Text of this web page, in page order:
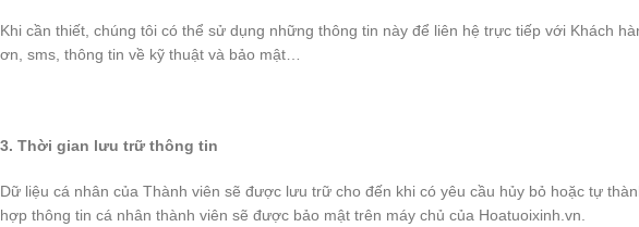
Khi cần thiết, chúng tôi có thể sử dụng những thông tin này để liên hệ trực tiếp với Khách
ơn, sms, thông tin về kỹ thuật và bảo mật…
3. Thời gian lưu trữ thông tin
Dữ liệu cá nhân của Thành viên sẽ được lưu trữ cho đến khi có yêu cầu hủy bỏ hoặc tự
hợp thông tin cá nhân thành viên sẽ được bảo mật trên máy chủ của Hoatuoixinh.vn.